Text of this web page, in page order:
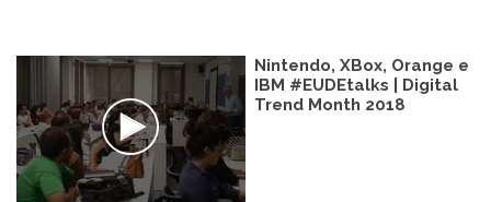
Nintendo, XBox, Orange e
IBM #EUDEtalks | Digital
Trend Month 2018